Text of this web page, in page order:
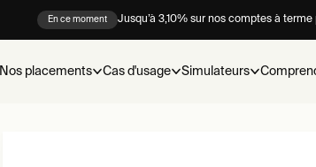
En ce moment Jusqu’à 3,10% sur nos comptes à terme
Nos placements Cas d'usage Simulateurs